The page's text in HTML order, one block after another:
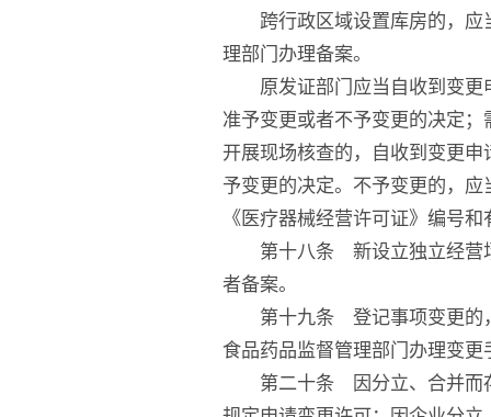
跨行政区域设置库房的，应
理部门办理备案。
原发证部门应当自收到变更
准予变更或者不予变更的决定
开展现场核查的，自收到变更
予变更的决定。不予变更的，
《医疗器械经营许可证》编号
第十八条 新设立独立经营场
者备案。
第十九条 登记事项变更的，
食品药品监督管理部门办理变更
第二十条 因分立、合并而存